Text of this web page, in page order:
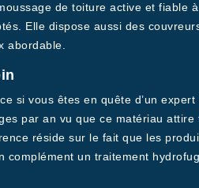
de toiture active et
Elle dispose aussi des
abordable.
si vous êtes en quête d’un
par an vu que ce matériau
réside sur le fait que les
un traitement